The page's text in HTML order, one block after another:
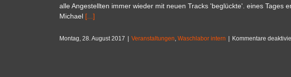
alle Angestellten immer wieder mit neuen Tracks 'beglückte'. eines Tages
Michael [...]
Montag, 28. August 2017 | Veranstaltungen, Waschlabor intern | Kommentare